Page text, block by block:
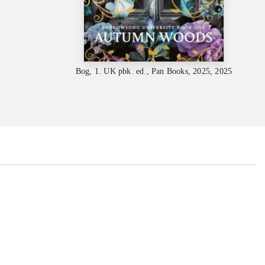
Bog, 1. UK pbk. ed., Pan Books, 2025, 2025